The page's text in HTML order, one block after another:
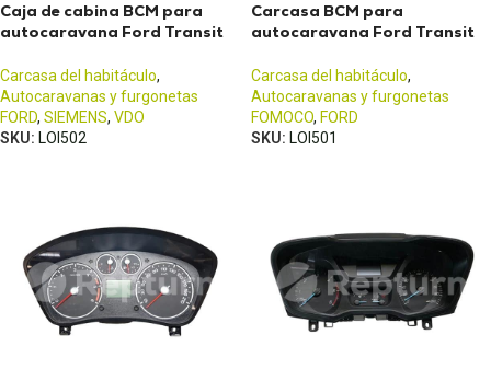
Caja de cabina BCM para
autocaravana Ford Transit
Carcasa del habitáculo,
Autocaravanas y furgonetas
FORD, SIEMENS, VDO
SKU: LOI502
Carcasa BCM para
autocaravana Ford Transit
Carcasa del habitáculo,
Autocaravanas y furgonetas
FOMOCO, FORD
SKU: LOI501